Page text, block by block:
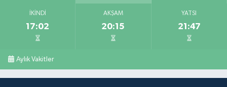
İKINDI
17:02
AKŞAM
20:15
YATSI
21:47
Aylık Vakitler